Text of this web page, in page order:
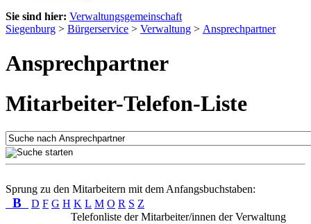
Sie sind hier: Verwaltungsgemeinschaft
Siegenburg > Bürgerservice > Verwaltung > Ansprechpartner
Ansprechpartner
Mitarbeiter-Telefon-Liste
Sprung zu den Mitarbeitern mit dem Anfangsbuchstaben:
B D F G H K L M O R S Z
Telefonliste der Mitarbeiter/innen der Verwaltung